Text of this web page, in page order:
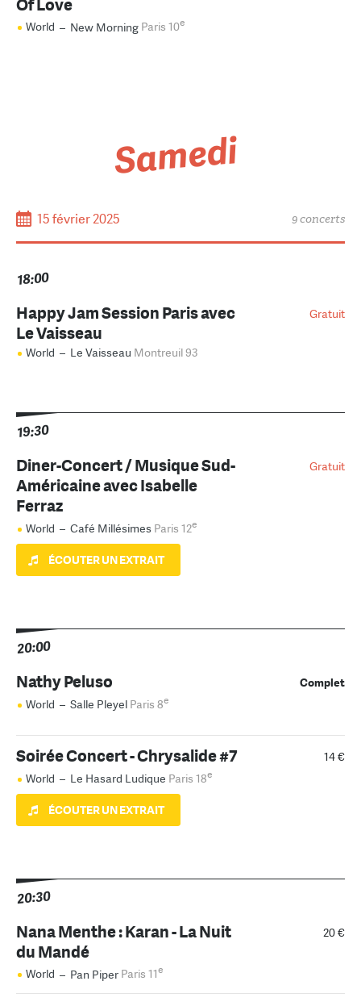
World – New Morning Paris 10e
Samedi
15 février 2025 9 concerts
18:00
Gratuit
Happy Jam Session Paris avec
Le Vaisseau
World – Le Vaisseau Montreuil 93
19:30
Gratuit
Diner-Concert / Musique Sud-
Américaine avec Isabelle
Ferraz
World – Café Millésimes Paris 12e
ÉCOUTER UN EXTRAIT
20:00
Complet
Nathy Peluso
World – Salle Pleyel Paris 8e
14 €
Soirée Concert - Chrysalide #7
World – Le Hasard Ludique Paris 18e
ÉCOUTER UN EXTRAIT
20:30
20 €
Nana Menthe : Karan - La Nuit
du Mandé
World – Pan Piper Paris 11e